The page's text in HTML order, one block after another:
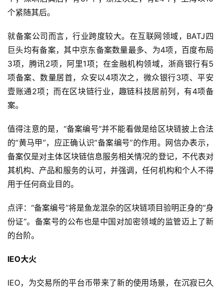
个紧随其后。
就备案公司而言，行业跨度较大。在互联网领域，BATJ四
巨头均有备案，其中京东备案数量最多、为4项，百度布局
3项，腾讯2项，阿里1项；在金融机构领域，浙商银行有5
项备案、数量居首，众安以4项次之，微众银行3项、平安
壹账通2项；而在区块链行业，趣链科技居前列，有4项备
案。
值得注意的是，“备案编号”并不能看做是给区块链披上合法
的“黄马甲”，应正确认识“备案编号”的作用。网信办表示，
备案仅是对主体区块链信息服务相关情况的登记，不代表对
其机构、产品和服务的认可，并强调，任何机构和个人不得
用于任何商业目的。
点评：“备案编号”将是鱼龙混杂的区块链项目验明正身的“身
份证”。备案号的公布也是中国对加密领域的监管迈上了新
的台阶。
IEO大火
IEO，为交易所的平台币带来了新的使用场景，在沉寂已久